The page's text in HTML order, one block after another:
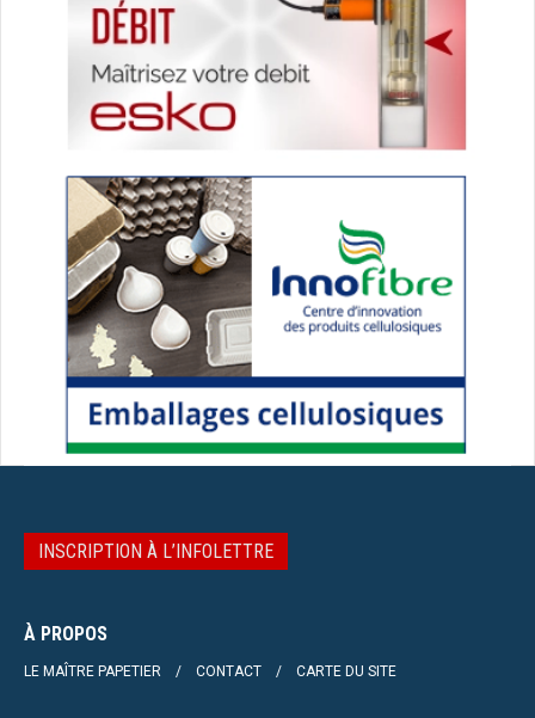
INSCRIPTION À L’INFOLETTRE
À PROPOS
LE MAÎTRE PAPETIER CONTACT CARTE DU SITE